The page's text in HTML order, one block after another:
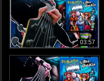
03:57